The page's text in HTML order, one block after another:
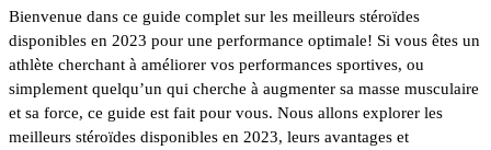
Bienvenue dans ce guide complet sur les meilleurs stéroïdes
disponibles en 2023 pour une performance optimale! Si vous êtes un
athlète cherchant à améliorer vos performances sportives, ou
simplement quelqu’un qui cherche à augmenter sa masse musculaire
et sa force, ce guide est fait pour vous. Nous allons explorer les
meilleurs stéroïdes disponibles en 2023, leurs avantages et